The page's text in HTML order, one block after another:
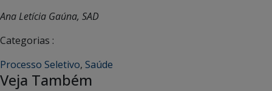
Ana Letícia Gaúna, SAD
Categorias :
Processo Seletivo, Saúde
Veja Também